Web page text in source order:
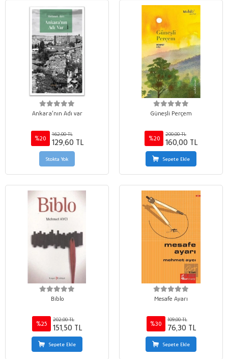
Ankara’nın Adı var
%20
162,00 TL
129,60 TL
Stokta Yok
Güneşli Perçem
%20
200,00 TL
160,00 TL
Sepete Ekle
Biblo
%25
202,00 TL
151,50 TL
Sepete Ekle
Mesafe Ayarı
%30
109,00 TL
76,30 TL
Sepete Ekle